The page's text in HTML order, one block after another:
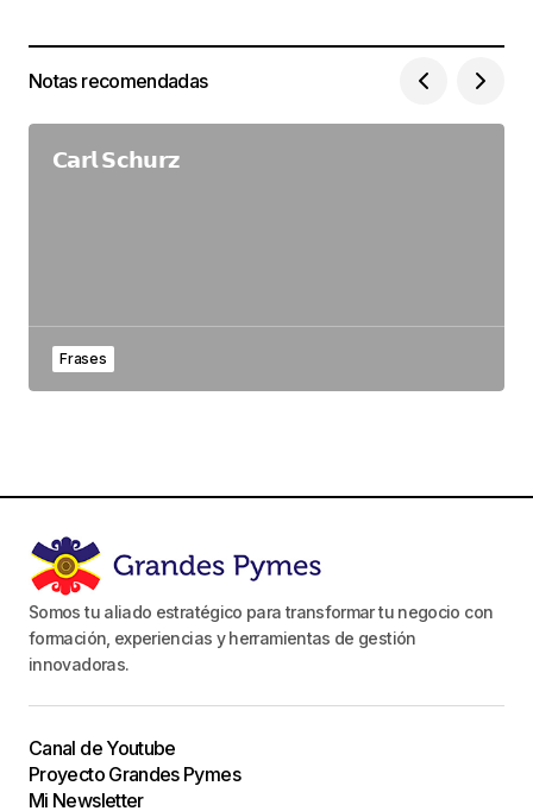
Notas recomendadas
𝗖𝗮𝗿𝗹 𝗦𝗰𝗵𝘂𝗿𝘇
Frases
Somos tu aliado estratégico para transformar tu negocio con
formación, experiencias y herramientas de gestión
innovadoras.
Canal de Youtube
Proyecto Grandes Pymes
Mi Newsletter